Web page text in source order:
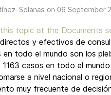
Solanas on 06 September
topic at the Documents
y efectivos de
en todo el mundo son los
casos en todo el
a nivel nacional o
muy frecuente de